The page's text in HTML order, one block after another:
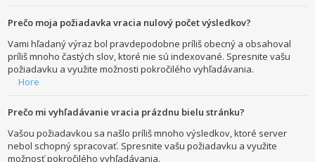
Prečo moja požiadavka vracia nulový počet výsledkov?
Vami hľadaný výraz bol pravdepodobne príliš obecný a obsahoval
príliš mnoho častých slov, ktoré nie sú indexované. Spresnite vašu
požiadavku a využite možnosti pokročilého vyhľadávania.
Hore
Prečo mi vyhľadávanie vracia prázdnu bielu stránku?
Vašou požiadavkou sa našlo príliš mnoho výsledkov, ktoré server
nebol schopný spracovať. Spresnite vašu požiadavku a využite
možnosť pokročilého vyhľadávania.